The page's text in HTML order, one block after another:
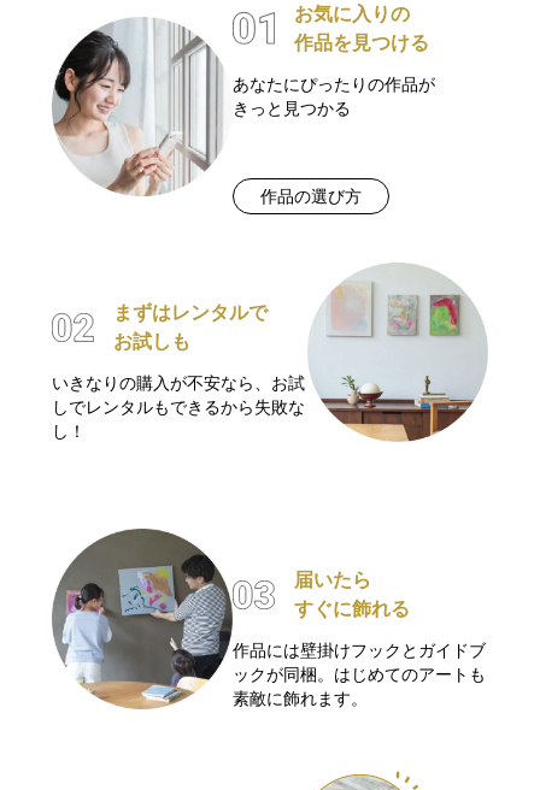
お気に入りの
作品を見つける
あなたにぴったりの作品が
きっと見つかる
作品の選び方
まずはレンタルで
お試しも
いきなりの購入が不安なら、お試
しでレンタルもできるから失敗な
し！
届いたら
すぐに飾れる
作品には壁掛けフックとガイドブ
ックが同梱。はじめてのアートも
素敵に飾れます。